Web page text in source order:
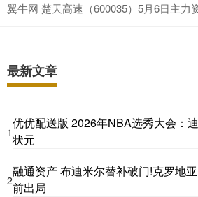
翼牛网 楚天高速（600035）5月6日主力
最新文章
1
优优配送版 2026年NBA选秀大会：
状元
2
融通资产 布迪米尔替补破门!克罗地
前出局